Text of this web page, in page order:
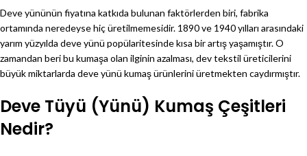
Deve yününün fiyatına katkıda bulunan faktörlerden biri, fabrika
ortamında neredeyse hiç üretilmemesidir. 1890 ve 1940 yılları arasındaki
yarım yüzyılda deve yünü popülaritesinde kısa bir artış yaşamıştır. O
zamandan beri bu kumaşa olan ilginin azalması, dev tekstil üreticilerini
büyük miktarlarda deve yünü kumaş ürünlerini üretmekten caydırmıştır.
Deve Tüyü (Yünü) Kumaş Çeşitleri
Nedir?